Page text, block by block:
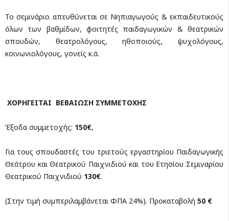
Το σεμινάριο απευθύνεται σε Νηπιαγωγούς & εκπαιδευτικούς
όλων των βαθμίδων, φοιτητές παιδαγωγικών & θεατρικών
σπουδών, θεατρολόγους, ηθοποιούς, ψυχολόγους,
κοινωνιολόγους, γονείς κ.ά.
ΧΟΡΗΓΕΙΤΑΙ ΒΕΒΑΙΩΣΗ ΣΥΜΜΕΤΟΧΗΣ
Έξοδα συμμετοχής: 150€,
Για τους σπουδαστές του τριετούς εργαστηρίου Παιδαγωγικής
Θεάτρου και Θεατρικού Παιχνιδιού και του Ετησίου Σεμιναρίου
Θεατρικού Παιχνιδιού 130€.
(Στην τιμή συμπεριλαμβάνεται ΦΠΑ 24%). Προκαταβολή 50 €